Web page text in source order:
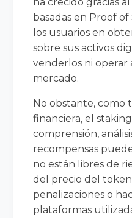
basadas en Proof
los usuarios en
sobre sus activos
venderlos ni operar
mercado.
No obstante, como
financiera, el
comprensión,
recompensas
no están libres de
del precio del
penalizaciones o
plataformas